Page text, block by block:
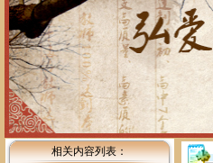
相关内容列表：